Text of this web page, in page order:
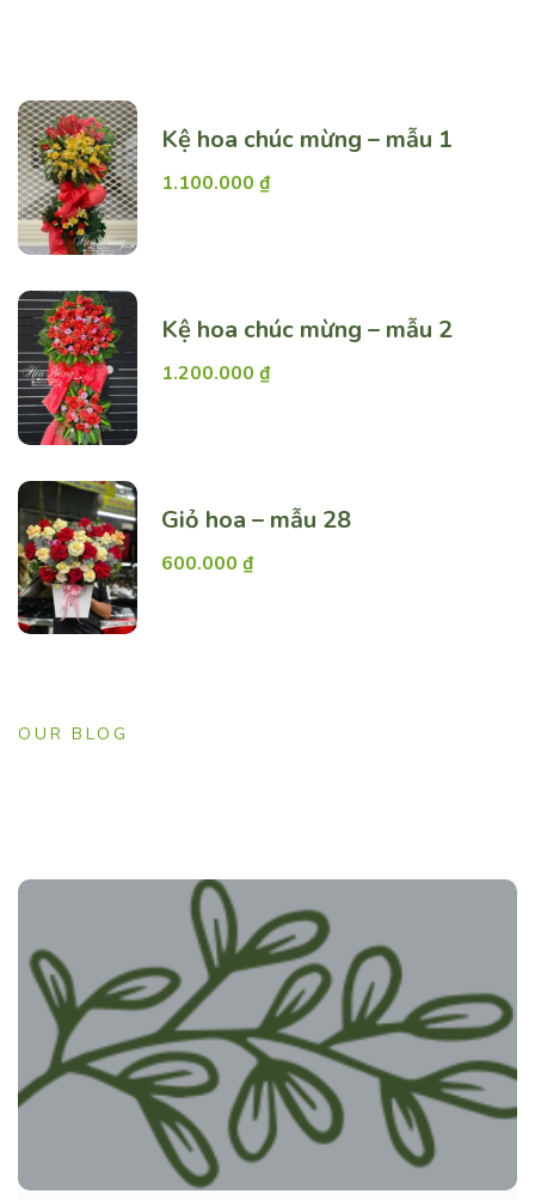
Kệ hoa chúc mừng – mẫu 1
1.100.000 ₫
Kệ hoa chúc mừng – mẫu 2
1.200.000 ₫
Giỏ hoa – mẫu 28
600.000 ₫
OUR BLOG